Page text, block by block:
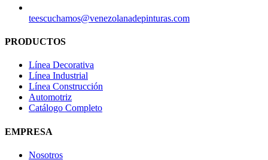
teescuchamos@venezolanadepinturas.com
PRODUCTOS
Línea Decorativa
Línea Industrial
Línea Construcción
Automotriz
Catálogo Completo
EMPRESA
Nosotros